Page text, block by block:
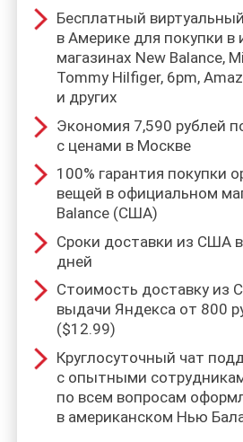
Бесплатный
в Америке для покупки в
магазинах New Balance,
Tommy Hilfiger, 6pm,
и других
Экономия 7,590 рублей
с ценами в Москве
100% гарантия покупки
вещей в официальном
Balance (США)
Сроки доставки из США
дней
Стоимость доставку из
выдачи Яндекса от 800
($12.99)
Круглосуточный чат
с опытными
по всем вопросам
в американском Нью